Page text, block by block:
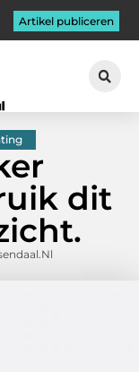
Artikel publiceren
dit